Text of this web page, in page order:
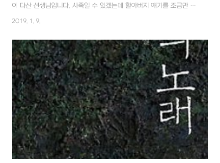
이 다산 선생님입니다. 사족일 수 있겠는데 할아버지 얘기를 조금만 더
하자면, 일본 유학 - 대학에 다녔는지는 정확하지 않으나 - 까지 다녀오
텃밭 수준의 농사를 제외한 생계를 위한 노력을 오롯이 책을 읽고 쓰고
공부하는데 시간을 쏟아부었습니다. 당연히 당신의 2세에 대한 뒷바라
지는 전무했고 그것은 고스란히 자식들에게 한(恨)으로 남게 되었습니
다. 할아버지께서 돌아가시자 직접 쓰셨던 책들을 포함한 책과 유품을
대부분 태워 버렸는데 거기에는 그러한 한풀이의 이유였으리라 짐작하
고도 남습니다. 그 당시 어린 ..
2019. 1. 9.